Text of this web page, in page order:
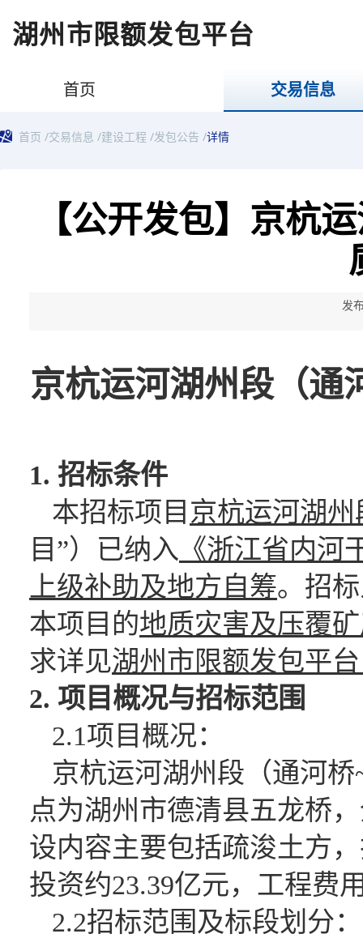
湖州市限额发包平台
首页 交易信息
首页 /交易信息 /建设工程 /发包公告 /详情
【公开发包】京杭
发
京杭运河湖州段（通
1. 招标条件
本招标项目 京杭运河湖
目”）已纳入 《浙江省内河
上级补助及地方自筹。招
本项目的地质灾害及压覆
求详见湖州市限额发包平
2. 项目概况与招标范围
2.1项目概况：
京杭运河湖州段（通河桥
点为湖州市德清县五龙桥
设内容主要包括疏浚土方
投资约23.39亿元，工程费
2.2招标范围及标段划分：